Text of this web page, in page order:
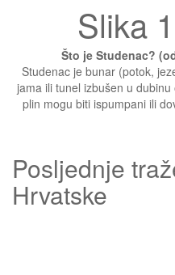
Slika
Što je Studenac?
Studenac je bunar (potok,
jama ili tunel izbušen u
plin mogu biti ispumpani ili
Posljednje
Hrvatske